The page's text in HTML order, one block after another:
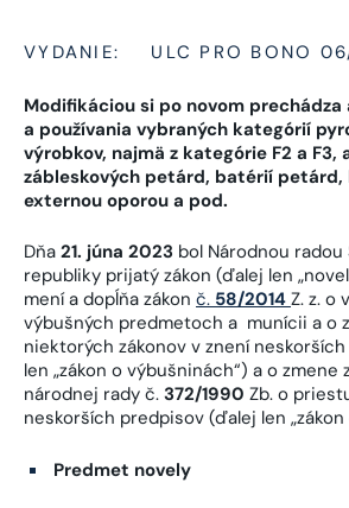
VYDANIE: ULC PRO BONO
Modifikáciou si po novom
a používania vybraných kategórií
výrobkov, najmä z kategórie F2 a
zábleskových petárd, batérií
externou oporou a pod.
Dňa 21. júna 2023 bol Národnou radou
republiky prijatý zákon (ďalej len
mení a dopĺňa zákon č. 58/2014 Z. z. o
výbušných predmetoch a munícii a o
niektorých zákonov v znení
len „zákon o výbušninách“) a o zmene
národnej rady č. 372/1990 Zb. o
neskorších predpisov (ďalej len
Predmet novely